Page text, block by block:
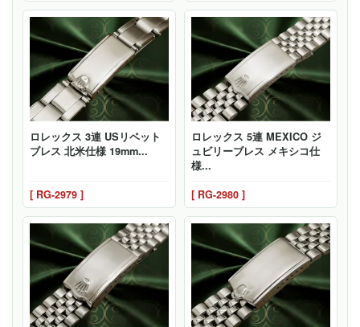
ロレックス 3連 USリベット
ブレス 北米仕様 19mm...
[ RG-2979 ]
ロレックス 5連 MEXICO ジ
ュビリーブレス メキシコ仕
様...
[ RG-2980 ]